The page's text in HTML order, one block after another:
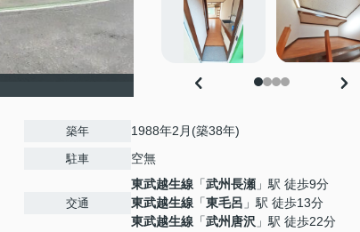
築年 1988年2月(築38年)
駐車 空無
交通
東武越生線 「武州長瀬 」駅 徒歩9分
東武越生線 「東毛呂 」駅 徒歩13分
東武越生線 「武州唐沢 」駅 徒歩22分